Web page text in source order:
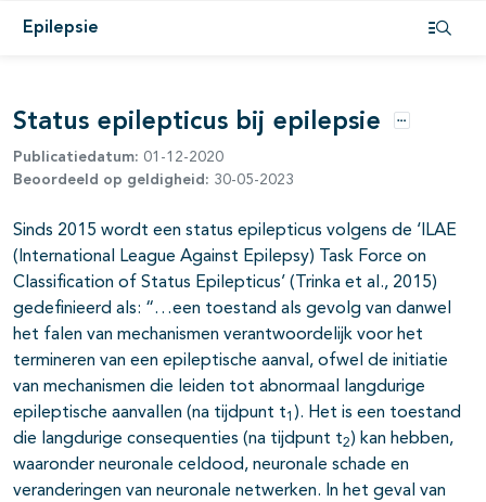
Epilepsie
open- en dichtklappen
open- en dichtklappen
open- en dichtklappen
open- en dichtklappen
open- en dichtklappen
open- en dichtklappen
Status epilepticus bij epilepsie Opties
Publicatiedatum: 01-12-2020
Beoordeeld op geldigheid: 30-05-2023
Sinds 2015 wordt een status epilepticus volgens de ‘ILAE
(International League Against Epilepsy) Task Force on
Classification of Status Epilepticus’ (Trinka et al., 2015)
gedefinieerd als: “…een toestand als gevolg van danwel
het falen van mechanismen verantwoordelijk voor het
termineren van een epileptische aanval, ofwel de initiatie
van mechanismen die leiden tot abnormaal langdurige
epileptische aanvallen (na tijdpunt t1 ). Het is een toestand
die langdurige consequenties (na tijdpunt t2) kan hebben,
waaronder neuronale celdood, neuronale schade en
veranderingen van neuronale netwerken. In het geval van